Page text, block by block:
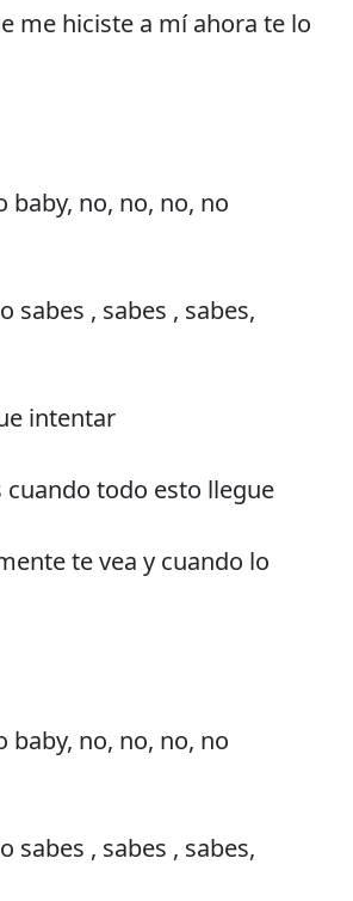
me hiciste a mí ahora te lo
baby, no, no, no, no
sabes , sabes , sabes,
intentar
cuando todo esto llegue
te vea y cuando lo
baby, no, no, no, no
sabes , sabes , sabes,